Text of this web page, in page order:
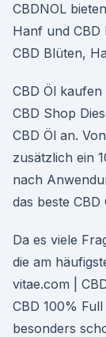
CBDNOL
Hanf und CBD
CBD Blüten,
CBD Öl kaufen
CBD Shop
CBD Öl an.
zusätzlich ein
nach
das beste
Da es viele
die am
vitae.com |
CBD 100%
besonders